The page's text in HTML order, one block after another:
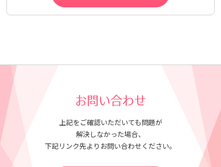
お問い合わせ
上記をご確認いただいても問題が
解決しなかった場合、
下記リンク先よりお問い合わせください。